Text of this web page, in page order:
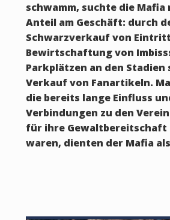
schwamm, suchte die Mafia
Anteil am Geschäft: durch
Schwarzverkauf von
Bewirtschaftung von
Parkplätzen an den Stadien
Verkauf von Fanartikeln.
die bereits lange Einfluss
Verbindungen zu den
für ihre Gewaltbereitschaft
waren, dienten der Mafia